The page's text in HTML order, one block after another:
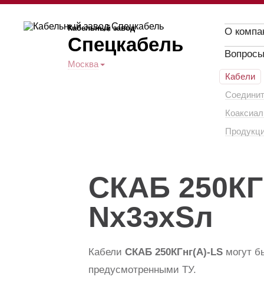
Кабельный завод
Спецкабель
Москва
О
Кабели
СКАБ
Nx3эхSл
Кабели СКАБ 250КГнг(А)-LS могут
предусмотренными ТУ.